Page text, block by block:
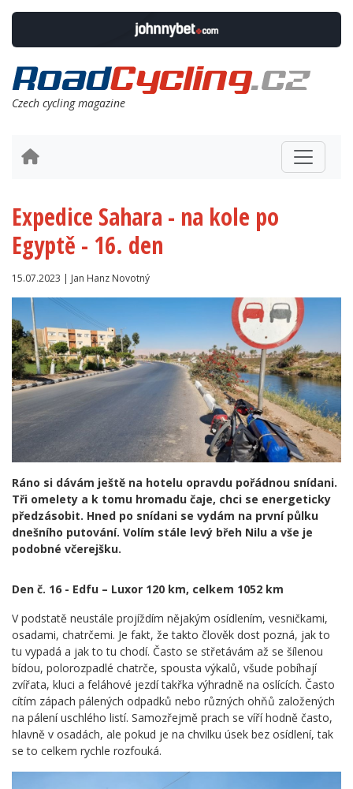
Czech cycling magazine
Expedice Sahara - na kole po
Egyptě - 16. den
15.07.2023 | Jan Hanz Novotný
Ráno si dávám ještě na hotelu opravdu pořádnou snídani.
Tři omelety a k tomu hromadu čaje, chci se energeticky
předzásobit. Hned po snídani se vydám na první půlku
dnešního putování. Volím stále levý břeh Nilu a vše je
podobné včerejšku.
Den č. 16 - Edfu – Luxor 120 km, celkem 1052 km
V podstatě neustále projíždím nějakým osídlením, vesničkami,
osadami, chatrčemi. Je fakt, že takto člověk dost pozná, jak to
tu vypadá a jak to tu chodí. Často se střetávám až se šílenou
bídou, polorozpadlé chatrče, spousta výkalů, všude pobíhají
zvířata, kluci a feláhové jezdí takřka výhradně na oslících. Často
cítím zápach pálených odpadků nebo různých ohňů založených
na pálení uschlého listí. Samozřejmě prach se víří hodně často,
hlavně v osadách, ale pokud je na chvilku úsek bez osídlení, tak
se to celkem rychle rozfouká.